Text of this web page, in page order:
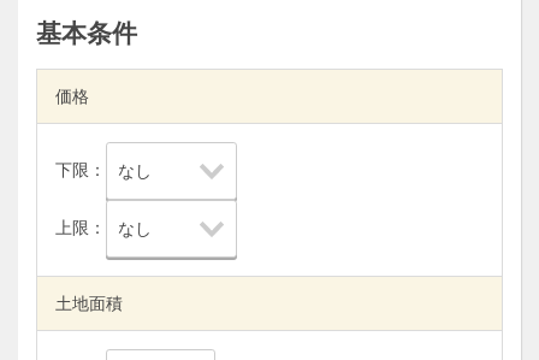
基本条件
価格
下限：
上限：
土地面積